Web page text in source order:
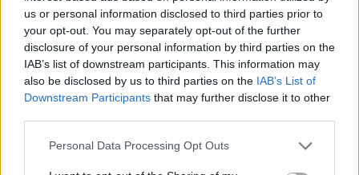
us or personal information disclosed to third parties prior to
your opt-out. You may separately opt-out of the further
disclosure of your personal information by third parties on the
IAB’s list of downstream participants. This information may
also be disclosed by us to third parties on the IAB’s List of
Downstream Participants that may further disclose it to other
Personal Data Processing Opt Outs
válság a mélyülő
politikai válsággal
együtt elhozhatja a hét
szűk esztendőt
jelek szerint többé már nem.